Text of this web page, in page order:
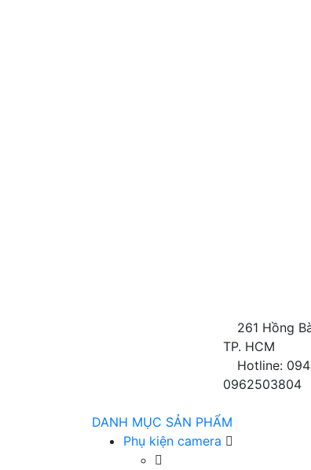
261 Hồng
TP. HCM
Hotline:
0962503804
DANH MỤC SẢN PHẨM
Phụ kiện camera